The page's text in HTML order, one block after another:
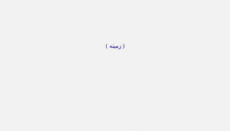
( زمينه )